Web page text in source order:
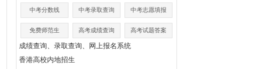
中考分数线 中考录取查询 中考志愿填报
免费师范生 高考成绩查询 高考试题答案
成绩查询、录取查询、网上报名系统
香港高校内地招生